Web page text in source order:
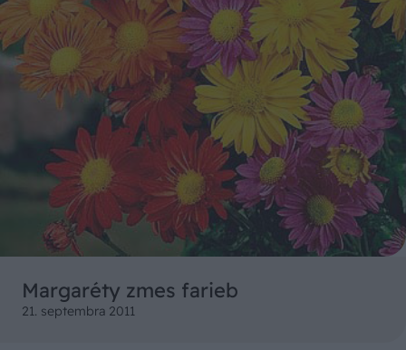
Margaréty zmes farieb
21. septembra 2011